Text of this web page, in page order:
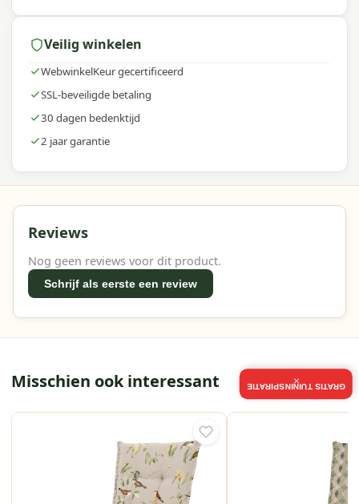
Veilig winkelen
WebwinkelKeur gecertificeerd
SSL-beveiligde betaling
30 dagen bedenktijd
2 jaar garantie
Reviews
Nog geen reviews voor dit product.
Schrijf als eerste een review
Misschien ook interessant GRATIS TUININSPIRATIE
×